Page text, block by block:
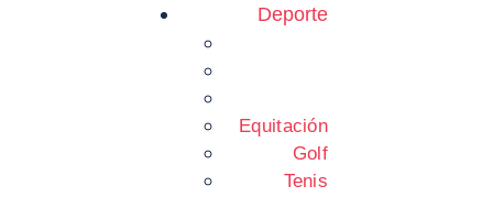
Deporte
Equitación
Golf
Tenis